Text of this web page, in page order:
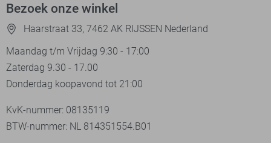
Bezoek onze winkel
Haarstraat 33, 7462 AK RIJSSEN Nederland
Maandag t/m Vrijdag 9:30 - 17:00
Zaterdag 9.30 - 17.00
Donderdag koopavond tot 21:00
KvK-nummer: 08135119
BTW-nummer: NL 814351554.B01